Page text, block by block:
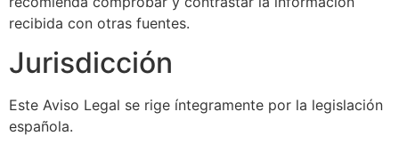
recibida con otras fuentes.
Jurisdicción
Este Aviso Legal se rige íntegramente por la legislación
española.